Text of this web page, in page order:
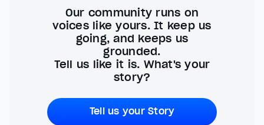
Our community runs on
voices like yours. It keep us
going, and keeps us
grounded.
Tell us like it is. What's your
story?
Tell us your Story